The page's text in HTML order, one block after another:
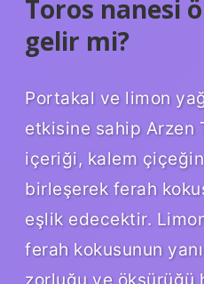
Toros nanesi
gelir mi?
Portakal ve limon
etkisine sahip Arzen
içeriği, kalem
birleşerek ferah
eşlik edecektir.
ferah kokusunun
zorluğu ve öksürüğü